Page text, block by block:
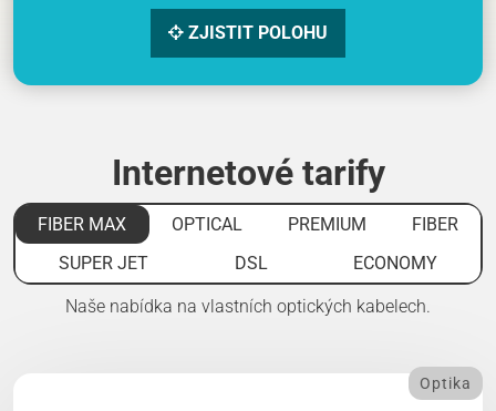
ZJISTIT POLOHU
Internetové tarify
FIBER MAX OPTICAL PREMIUM
FIBER
SUPER JET
DSL ECONOMY
Naše nabídka na vlastních optických kabelech.
Optika